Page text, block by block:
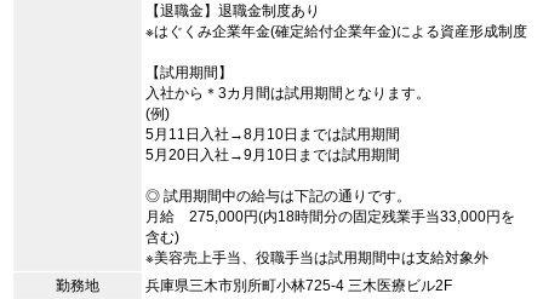
【退職金】退職金制度あり
※はぐくみ企業年金(確定給付企業年金)による資産形成制度
【試用期間】
入社から＊3カ月間は試用期間となります。
(例)
5月11日入社→8月10日までは試用期間
5月20日入社→9月10日までは試用期間
◎ 試用期間中の給与は下記の通りです。
月給 275,000円(内18時間分の固定残業手当33,000円を
含む)
※美容売上手当、役職手当は試用期間中は支給対象外
勤務地
兵庫県三木市別所町小林725-4 三木医療ビル2F